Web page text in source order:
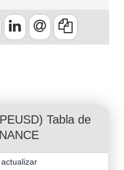
Tabla de
actualizar